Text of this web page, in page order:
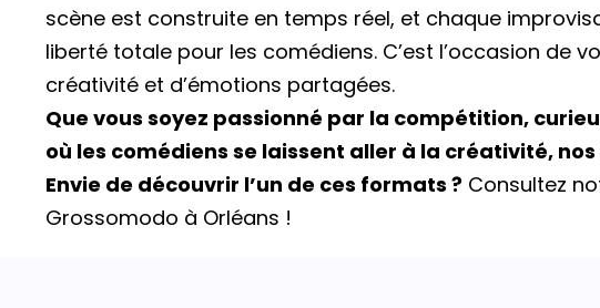
scène est construite en temps réel, et chaque
liberté totale pour les comédiens. C’est l’occasion de
créativité et d’émotions partagées.
Que vous soyez passionné par la compétition,
où les comédiens se laissent aller à la créativité,
Envie de découvrir l’un de ces formats ? Consultez
Grossomodo à Orléans !